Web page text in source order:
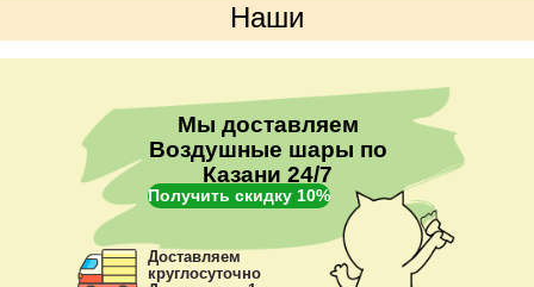
Наши
преимущества
Мы доставляем
Воздушные шары по
Казани 24/7
Получить скидку 10%
Доставляем
круглосуточно